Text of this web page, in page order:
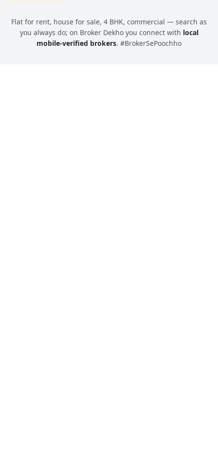
Flat for rent, house for sale, 4 BHK, commercial — search as
you always do; on Broker Dekho you connect with local
mobile-verified brokers. #BrokerSePoochho